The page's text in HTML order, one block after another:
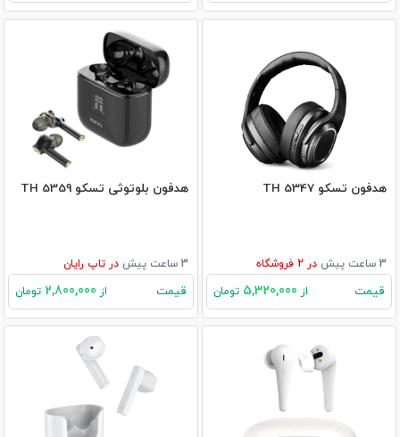
هدفون تسکو TH 5347
3 ساعت پیش در فروشگاه
قیمت از تومان
هدفون بلوتوثی تسکو TH 5359
3 ساعت پیش در تاپ رایان
قیمت از تومان